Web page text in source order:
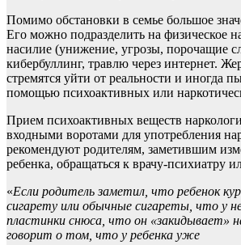
Помимо обстановки в семье большое
Его можно подразделить на физическое
насилие (унижение, угрозы, порочащие
кибербуллинг, травлю через интернет.
стремятся уйти от реальности и иногда
помощью психоактивных или
Прием психоактивных веществ
входными воротами для употребления
рекомендуют родителям, заметившим
ребенка, обращаться к врачу-психиатру
«Если родитель заметил, что ребенок
сигарету или обычные сигареты, что у
пластинки снюса , что он «закидывает»
говорит о том, что у ребенка уже